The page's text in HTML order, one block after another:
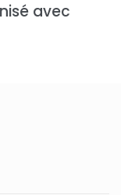
avec